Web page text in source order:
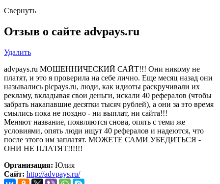
Свернуть
Отзыв о сайте advpays.ru
Удалить
advpays.ru МОШЕННИЧЕСКИЙ САЙТ!!! Они никому не
платят, и это я проверила на себе лично. Еще месяц назад они
назывались picpays.ru, люди, как идиоты раскручивали их
рекламу, вкладывая свои деньги, искали 40 рефералов (чтобы
забрать накапавшие десятки тысяч рублей), а они за это время
смылись пока не поздно - ни выплат, ни сайта!!!
Меняют название, появляются снова, опять с теми же
условиями, опять люди ищут 40 рефералов и надеются, что
после этого им заплатят. МОЖЕТЕ САМИ УБЕДИТЬСЯ -
ОНИ НЕ ПЛАТЯТ!!!!!!
Организация: Юлия
Сайт: http://advpays.ru/